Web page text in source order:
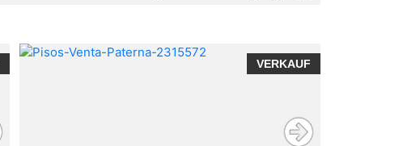
VERKAUF